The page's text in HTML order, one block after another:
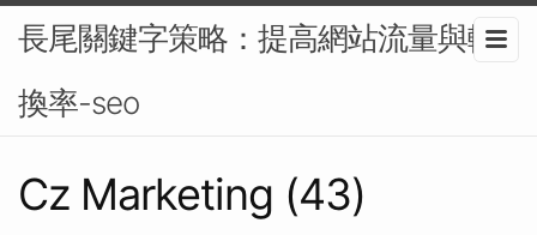
長尾關鍵字策略：提高網站流量與轉
換率-seo
Cz Marketing (43)